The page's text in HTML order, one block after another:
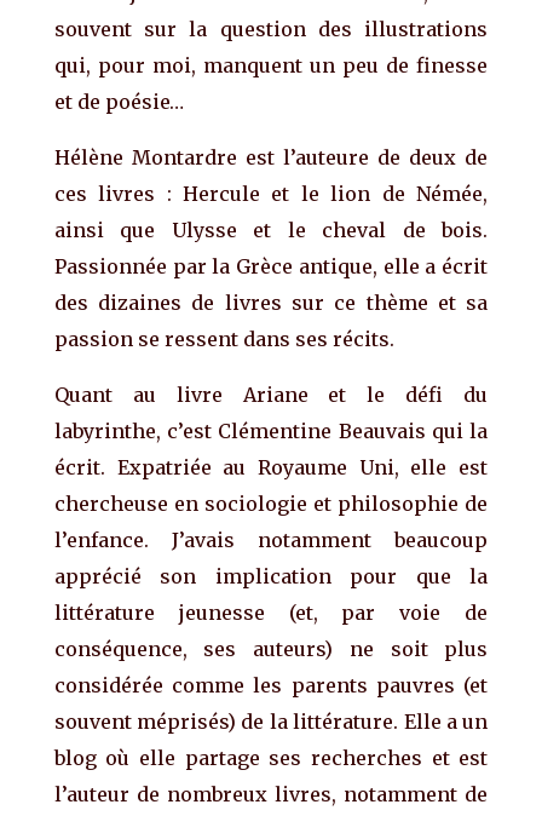
souvent sur la question des illustrations
qui, pour moi, manquent un peu de finesse
et de poésie…
Hélène Montardre est l’auteure de deux de
ces livres : Hercule et le lion de Némée,
ainsi que Ulysse et le cheval de bois.
Passionnée par la Grèce antique, elle a écrit
des dizaines de livres sur ce thème et sa
passion se ressent dans ses récits.
Quant au livre Ariane et le défi du
labyrinthe, c’est Clémentine Beauvais qui la
écrit. Expatriée au Royaume Uni, elle est
chercheuse en sociologie et philosophie de
l’enfance. J’avais notamment beaucoup
apprécié son implication pour que la
littérature jeunesse (et, par voie de
conséquence, ses auteurs) ne soit plus
considérée comme les parents pauvres (et
souvent méprisés) de la littérature. Elle a un
blog où elle partage ses recherches et est
l’auteur de nombreux livres, notamment de